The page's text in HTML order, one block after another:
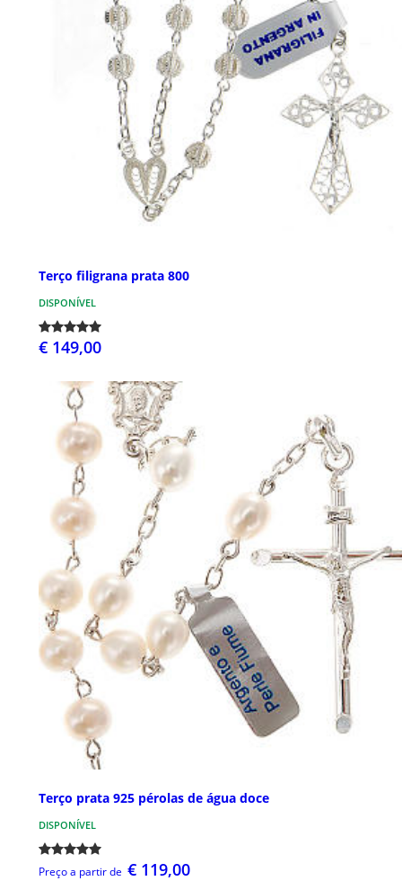
Terço filigrana prata 800
DISPONÍVEL
€ 149,00
Terço prata 925 pérolas de água doce
DISPONÍVEL
Preço a partir de € 119,00